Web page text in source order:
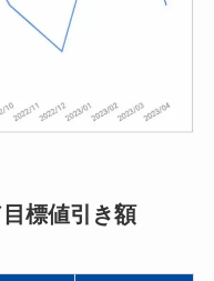
標値引き額